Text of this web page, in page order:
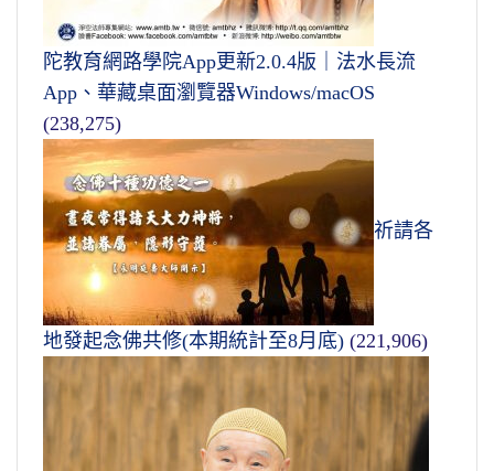
陀教育網路學院App更新2.0.4版｜法水長流
App、華藏桌面瀏覽器Windows/macOS
(238,275)
祈請各
地發起念佛共修(本期統計至8月底) (221,906)